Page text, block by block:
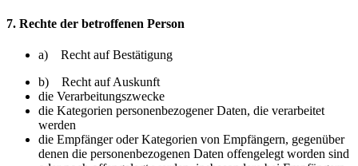
7. Rechte der betroffenen Person
a) Recht auf Bestätigung
b) Recht auf Auskunft
die Verarbeitungszwecke
die Kategorien personenbezogener Daten, die verarbeitet
werden
die Empfänger oder Kategorien von Empfängern, gegenüber
denen die personenbezogenen Daten offengelegt worden sind